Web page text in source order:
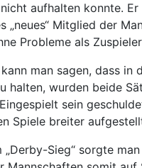
aufhalten konnte.
„neues“ Mitglied der
Probleme als
man sagen, dass
halten, wurden beide
sein
Spiele breiter
„Derby-Sieg“ sorgte